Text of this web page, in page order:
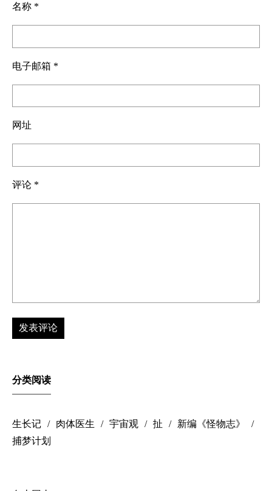
名称 *
电子邮箱 *
网址
评论 *
分类阅读
生长记 肉体医生 宇宙观 扯
新编《怪物志》
捕梦计划